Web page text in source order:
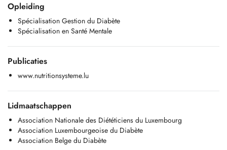
Registered Dietitian-Nutritionist in Luxembourg, I have been practicing
clinical dietetics since 2008.
With a triple specialization, I am happy to welcome all people who
situated in the heart of the city.
I look forward to helping you!
Opleiding
Spécialisation Gestion du Diabète
Spécialisation en Santé Mentale
Publicaties
www.nutritionsysteme.lu
Lidmaatschappen
Association Nationale des Diététiciens du Luxembourg
Association Luxembourgeoise du Diabète
Association Belge du Diabète